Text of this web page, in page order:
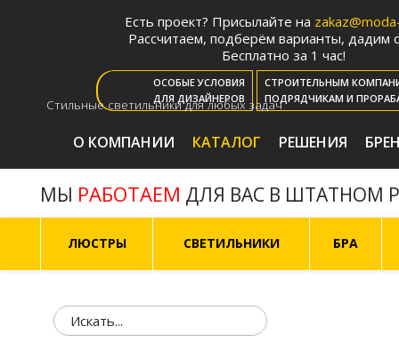
Есть проект? Присылайте на
Рассчитаем, подберём варианты, дадим
Бесплатно за 1 час!
ОСОБЫЕ УСЛОВИЯ
ДЛЯ ДИЗАЙНЕРОВ
СТРОИТЕЛЬНЫМ
ПОДРЯДЧИКАМ И
Стильные светильники для любых задач
О КОМПАНИИ КАТАЛОГ РЕШЕНИЯ
МЫ РАБОТАЕМ ДЛЯ ВАС В ШТАТНОМ
ЛЮСТРЫ СВЕТИЛЬНИКИ БРА